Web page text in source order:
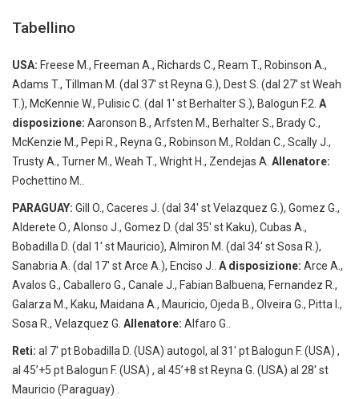
Tabellino
USA: Freese M., Freeman A., Richards C., Ream T., Robinson A.,
Adams T., Tillman M. (dal 37′ st Reyna G.), Dest S. (dal 27′ st Weah
T.), McKennie W., Pulisic C. (dal 1′ st Berhalter S.), Balogun F.2. A
disposizione: Aaronson B., Arfsten M., Berhalter S., Brady C.,
McKenzie M., Pepi R., Reyna G., Robinson M., Roldan C., Scally J.,
Trusty A., Turner M., Weah T., Wright H., Zendejas A. Allenatore:
Pochettino M..
PARAGUAY: Gill O., Caceres J. (dal 34′ st Velazquez G.), Gomez G.,
Alderete O., Alonso J., Gomez D. (dal 35′ st Kaku), Cubas A.,
Bobadilla D. (dal 1′ st Mauricio), Almiron M. (dal 34′ st Sosa R.),
Sanabria A. (dal 17′ st Arce A.), Enciso J.. A disposizione: Arce A.,
Avalos G., Caballero G., Canale J., Fabian Balbuena, Fernandez R.,
Galarza M., Kaku, Maidana A., Mauricio, Ojeda B., Olveira G., Pitta I.,
Sosa R., Velazquez G. Allenatore: Alfaro G..
Reti: al 7′ pt Bobadilla D. (USA) autogol, al 31′ pt Balogun F. (USA) ,
al 45’+5 pt Balogun F. (USA) , al 45’+8 st Reyna G. (USA) al 28′ st
Mauricio (Paraguay) .